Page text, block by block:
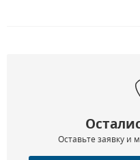
Оставьте заявку и